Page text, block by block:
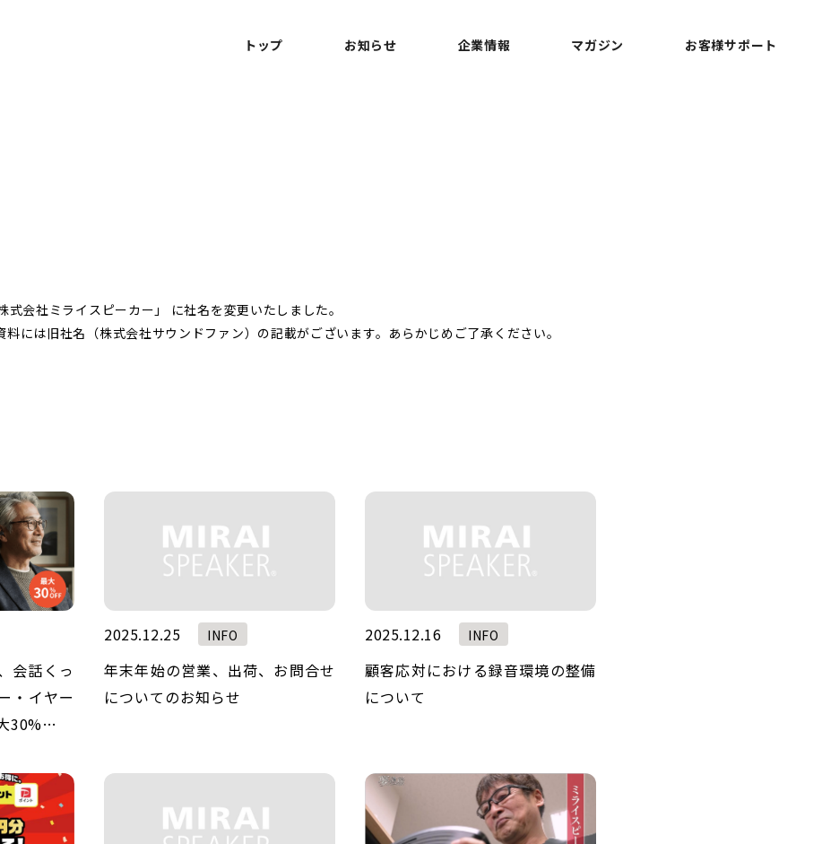
トップ お知らせ 企業情報 マガジン お客様サポート
会社ミライスピーカー」 に社名を変更いたしました。
には旧社名（株式会社サウンドファン）の記載がございます。あらかじめご了承ください。
会話くっ
・イヤー
30%…
2025.12.25 INFO
年末年始の営業、出荷、お問合せ
についてのお知らせ
2025.12.16 INFO
顧客応対における録音環境の整備
について